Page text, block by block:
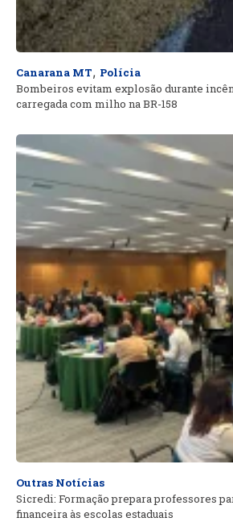
Canarana MT, Polícia
Bombeiros evitam explosão durante
carregada com milho na BR-158
Outras Notícias
Sicredi: Formação prepara professores
financeira às escolas estaduais